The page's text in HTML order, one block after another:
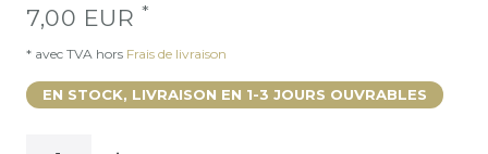
7,00 EUR *
* avec TVA hors Frais de livraison
EN STOCK, LIVRAISON EN 1-3 JOURS OUVRABLES